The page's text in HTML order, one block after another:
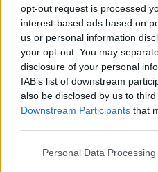
opt-out request is processed
interest-based ads based on
us or personal information
your opt-out. You may
disclosure of your personal
IAB’s list of downstream
also be disclosed by us to
Downstream Participants that
Please note that this website/
Personal Data